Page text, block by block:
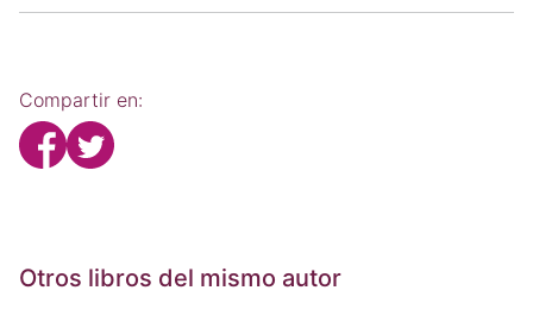
Compartir en:
Otros libros del mismo autor